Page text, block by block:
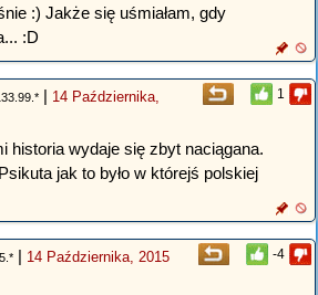
:) Jakże się uśmiałam, gdy
:D
1
| 14 Października,
historia wydaje się zbyt naciągana.
jak to było w którejś polskiej
-4
| 14 Października, 2015